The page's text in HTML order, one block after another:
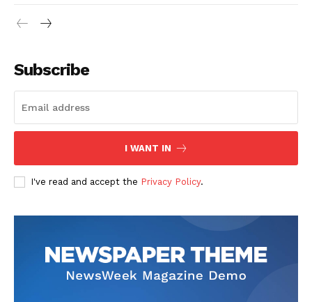
Subscribe
I WANT IN
I've read and accept the Privacy Policy.